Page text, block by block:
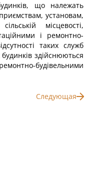
що належать
установам,
місцевості,
і ремонтно-
таких служб
здійснюються
будівельними
Следующая